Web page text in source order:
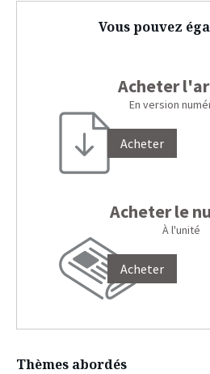
Vous pouvez
Acheter
En version
Acheter
Acheter le
À l'unité
Acheter
Thèmes abordés